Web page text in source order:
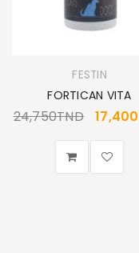
FESTIN
FORTICAN VITA
24,750TND 17,400